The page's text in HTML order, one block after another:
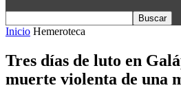
Inicio Hemeroteca
Tres días de luto en
muerte violenta de una